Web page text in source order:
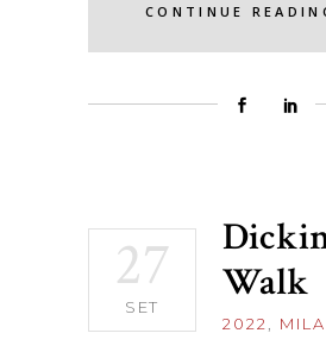
CONTINUE
27
SET
Walk
2022